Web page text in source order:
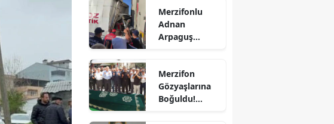
Bilecik
Bitlis
Bolu
Merzifonlu
Adnan
Arpaguş
Hayatını
Kaybetti
Merzifon
Gözyaşlarına
Boğuldu!